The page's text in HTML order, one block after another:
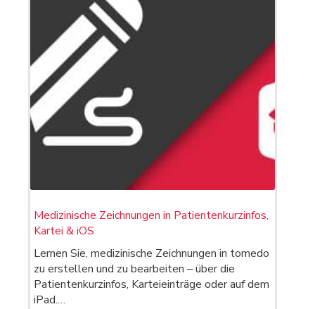
Medizinische Zeichnungen in Patientenkurzinfos,
Kartei & iOS
Lernen Sie, medizinische Zeichnungen in tomedo
zu erstellen und zu bearbeiten – über die
Patientenkurzinfos, Karteieinträge oder auf dem
iPad.…